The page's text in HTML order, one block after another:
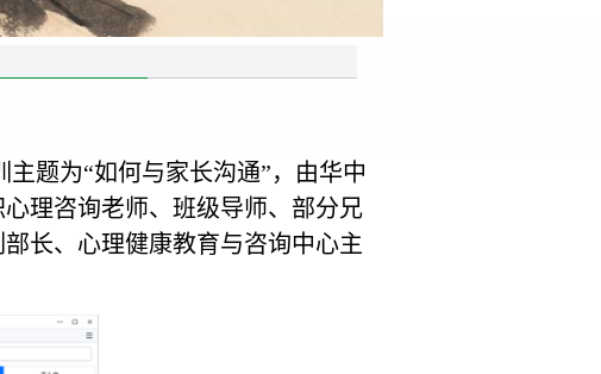
题为“如何与家长沟通”，由华中
理咨询老师、班级导师、部分兄
长、心理健康教育与咨询中心主